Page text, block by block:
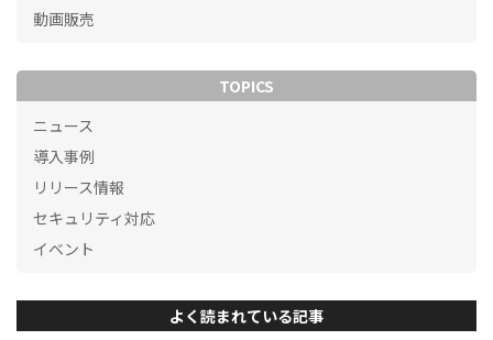
動画販売
TOPICS
ニュース
導入事例
リリース情報
セキュリティ対応
イベント
よく読まれている記事